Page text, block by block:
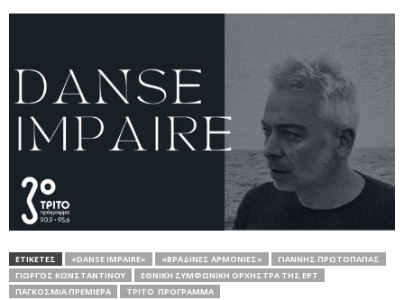
ΕΤΙΚΕΤΕΣ «DANSE IMPAIRE» «ΒΡΑΔΙΝΈΣ ΑΡΜΟΝΊΕΣ»
ΓΙΆΝΝΗΣ ΠΡΩΤΌΠΑΠΑΣ
ΓΙΏΡΓΟΣ ΚΩΝΣΤΑΝΤΊΝΟΥ
ΕΘΝΙΚΉ ΣΥΜΦΩΝΙΚΉ ΟΡΧΉΣΤΡΑ ΤΗΣ ΕΡΤ
ΠΑΓΚΟΣΜΙΑ ΠΡΕΜΙΕΡΑ
ΤΡΊΤΟ ΠΡΌΓΡΑΜΜΑ